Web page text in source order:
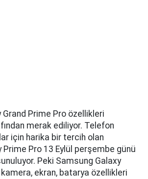
Grand Prime Pro özellikleri
merak ediliyor. Telefon
için harika bir tercih olan
Prime Pro 13 Eylül perşembe günü
Peki Samsung Galaxy
ekran, batarya özellikleri